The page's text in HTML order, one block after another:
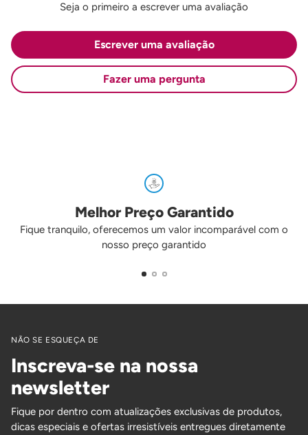
Seja o primeiro a escrever uma avaliação
Escrever uma avaliação
Fazer uma pergunta
Melhor Preço Garantido
Fique tranquilo, oferecemos um valor incomparável com o
nosso preço garantido
NÃO SE ESQUEÇA DE
Inscreva-se na nossa
newsletter
Fique por dentro com atualizações exclusivas de produtos,
dicas especiais e ofertas irresistíveis entregues diretamente